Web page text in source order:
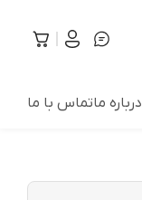
درباره ماتماس با ما